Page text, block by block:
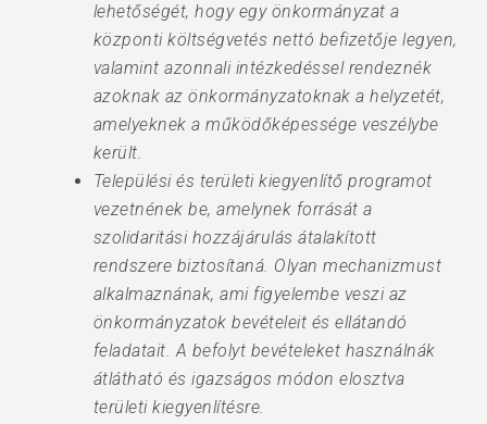
lehetőségét, hogy egy önkormányzat a
központi költségvetés nettó befizetője legyen,
valamint azonnali intézkedéssel rendeznék
azoknak az önkormányzatoknak a helyzetét,
amelyeknek a működőképessége veszélybe
került.
Települési és területi kiegyenlítő programot
vezetnének be, amelynek forrását a
szolidaritási hozzájárulás átalakított
rendszere biztosítaná. Olyan mechanizmust
alkalmaznának, ami figyelembe veszi az
önkormányzatok bevételeit és ellátandó
feladatait. A befolyt bevételeket használnák
átlátható és igazságos módon elosztva
területi kiegyenlítésre.